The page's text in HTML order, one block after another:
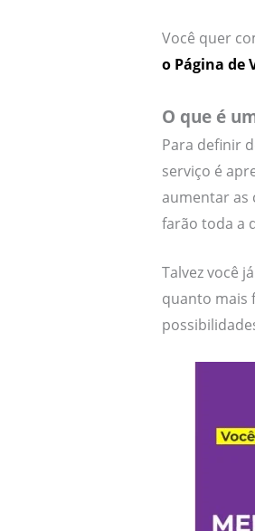
Você quer
o Página de
O que é
Para definir
serviço é
aumentar as
farão toda a
Talvez você
quanto mais